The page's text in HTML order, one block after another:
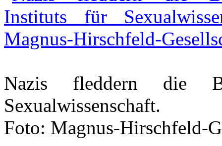
Nazis fleddern die
Sexualwissenschaft.
Foto: Magnus-Hirschfeld-